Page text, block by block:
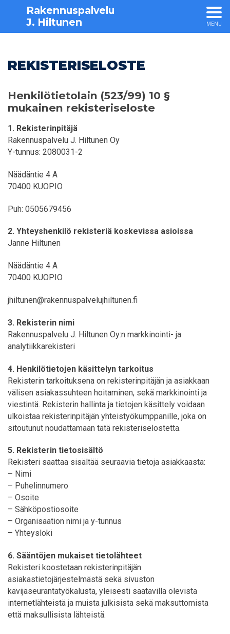
Rakennuspalvelu
J. Hiltunen
MENU
REKISTERISELOSTE
Henkilötietolain (523/99) 10 §
mukainen rekisteriseloste
1. Rekisterinpitäjä
Rakennuspalvelu J. Hiltunen Oy
Y-tunnus: 2080031-2
Näädäntie 4 A
70400 KUOPIO
Puh: 0505679456
2. Yhteyshenkilö rekisteriä koskevissa asioissa
Janne Hiltunen
Näädäntie 4 A
70400 KUOPIO
jhiltunen@rakennuspalvelujhiltunen.fi
3. Rekisterin nimi
Rakennuspalvelu J. Hiltunen Oy:n markkinointi- ja
analytiikkarekisteri
4. Henkilötietojen käsittelyn tarkoitus
Rekisterin tarkoituksena on rekisterinpitäjän ja asiakkaan
välisen asiakassuhteen hoitaminen, sekä markkinointi ja
viestintä. Rekisterin hallinta ja tietojen käsittely voidaan
ulkoistaa rekisterinpitäjän yhteistyökumppanille, joka on
sitoutunut noudattamaan tätä rekisteriselostetta.
5. Rekisterin tietosisältö
Rekisteri saattaa sisältää seuraavia tietoja asiakkaasta:
– Nimi
– Puhelinnumero
– Osoite
– Sähköpostiosoite
– Organisaation nimi ja y-tunnus
– Yhteysloki
6. Sääntöjen mukaiset tietolähteet
Rekisteri koostetaan rekisterinpitäjän
asiakastietojärjestelmästä sekä sivuston
kävijäseurantatyökalusta, yleisesti saatavilla olevista
internetlähteistä ja muista julkisista sekä maksuttomista
että maksullisista lähteistä.